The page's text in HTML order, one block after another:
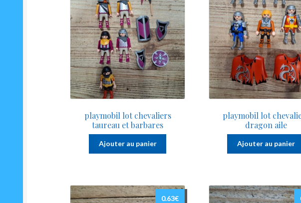
playmobil lot chevaliers
taureau et barbares
Ajouter au panier
playmobil lot
dragon aile
Ajouter au panier
0.63€